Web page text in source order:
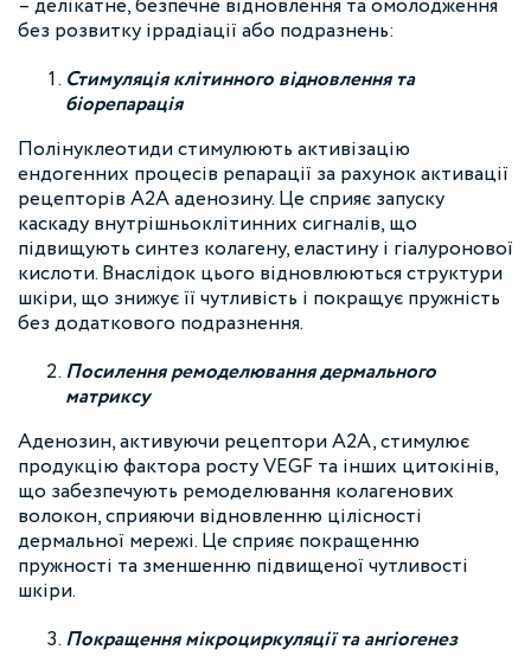
– делікатне, безпечне відновлення та омолодження
без розвитку іррадіації або подразнень:
Стимуляція клітинного відновлення та
біорепарація
Полінуклеотиди стимулюють активізацію
ендогенних процесів репарації за рахунок активації
рецепторів A2A аденозину. Це сприяє запуску
каскаду внутрішньоклітинних сигналів, що
підвищують синтез колагену, еластину і гіалуронової
кислоти. Внаслідок цього відновлюються структури
шкіри, що знижує її чутливість і покращує пружність
без додаткового подразнення.
Посилення ремоделювання дермального
матриксу
Аденозин, активуючи рецептори A2A, стимулює
продукцію фактора росту VEGF та інших цитокінів,
що забезпечують ремоделювання колагенових
волокон, сприяючи відновленню цілісності
дермальної мережі. Це сприяє покращенню
пружності та зменшенню підвищеної чутливості
шкіри.
Покращення мікроциркуляції та ангіогенез